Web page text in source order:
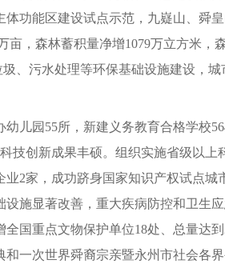
功能区建设试点示范，九嶷山、舜
亩，森林蓄积量净增1079万立方米，
、污水处理等环保基础设施建设，城
儿园55所，新建义务教育合格学校
技创新成果丰硕。组织实施省级以上
2家，成功跻身国家知识产权试点城
施显著改善，重大疾病防控和卫生
国重点文物保护单位18处、总量达
一次世界舜裔宗亲暨永州市社会各